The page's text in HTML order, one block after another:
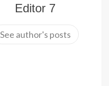
Editor 7
See author's posts